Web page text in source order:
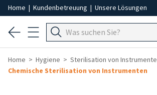
Home | Kundenbetreuung | Unsere Lösungen
Home Hygiene
Sterilisation von Instrumente
Chemische Sterilisation von Instrumenten